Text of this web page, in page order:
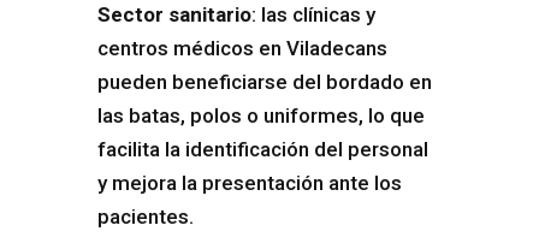
Sector sanitario: las clínicas y
centros médicos en Viladecans
pueden beneficiarse del bordado en
las batas, polos o uniformes, lo que
facilita la identificación del personal
y mejora la presentación ante los
pacientes.